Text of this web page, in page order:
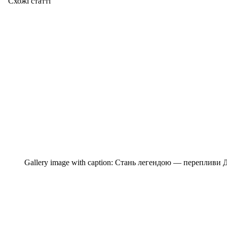
Gallery image with caption: Стань легендою — перепливи